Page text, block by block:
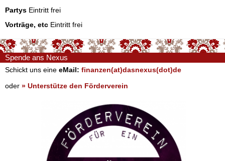
Partys Eintritt frei
Vorträge, etc Eintritt frei
Spende ans Nexus
Schickt uns eine eMail: finanzen(at)dasnexus(dot)de
oder » Unterstütze den Förderverein